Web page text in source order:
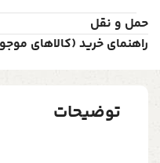
حمل و نقل
راهنمای خرید (کالاهای
توضیحات